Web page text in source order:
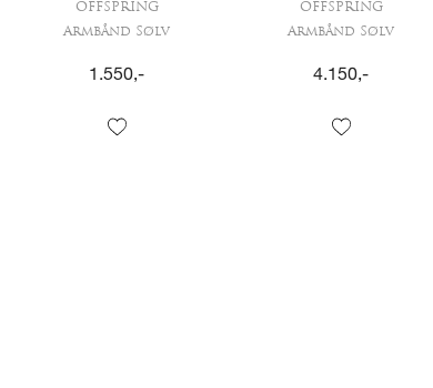
OFFSPRING
Armbånd Sølv
1.550,-
OFFSPRING
Armbånd Sølv
4.150,-